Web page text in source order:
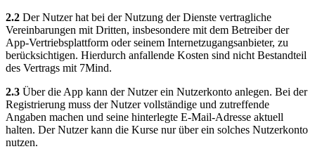
2.2 Der Nutzer hat bei der Nutzung der Dienste vertragliche
Vereinbarungen mit Dritten, insbesondere mit dem Betreiber der
App-Vertriebsplattform oder seinem Internetzugangsanbieter, zu
berücksichtigen. Hierdurch anfallende Kosten sind nicht Bestandteil
des Vertrags mit 7Mind.
2.3 Über die App kann der Nutzer ein Nutzerkonto anlegen. Bei der
Registrierung muss der Nutzer vollständige und zutreffende
Angaben machen und seine hinterlegte E-Mail-Adresse aktuell
halten. Der Nutzer kann die Kurse nur über ein solches Nutzerkonto
nutzen.